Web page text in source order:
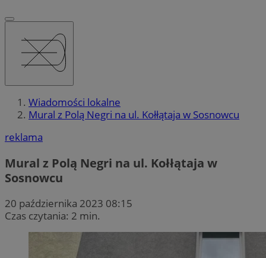
Wiadomości lokalne
Mural z Polą Negri na ul. Kołłątaja w Sosnowcu
reklama
Mural z Polą Negri na ul. Kołłątaja w
Sosnowcu
20 października 2023 08:15
Czas czytania: 2 min.